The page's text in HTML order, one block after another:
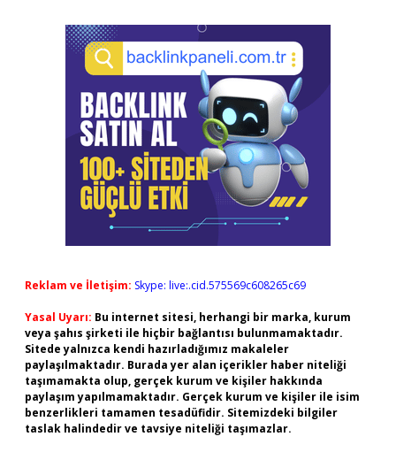
Reklam ve İletişim: Skype: live:.cid.575569c608265c69
Yasal Uyarı: Bu internet sitesi, herhangi bir marka, kurum
veya şahıs şirketi ile hiçbir bağlantısı bulunmamaktadır.
Sitede yalnızca kendi hazırladığımız makaleler
paylaşılmaktadır. Burada yer alan içerikler haber niteliği
taşımamakta olup, gerçek kurum ve kişiler hakkında
paylaşım yapılmamaktadır. Gerçek kurum ve kişiler ile isim
benzerlikleri tamamen tesadüfidir. Sitemizdeki bilgiler
taslak halindedir ve tavsiye niteliği taşımazlar.